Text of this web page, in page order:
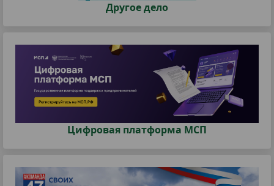
Другое дело
Цифровая платформа МСП